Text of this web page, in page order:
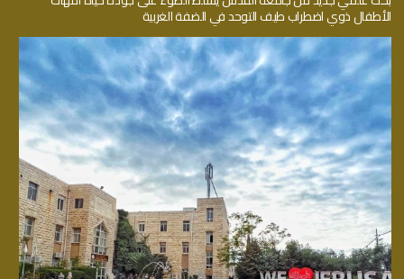
الأطفال ذوي اضطراب طيف التوحد في الضفة الغربية